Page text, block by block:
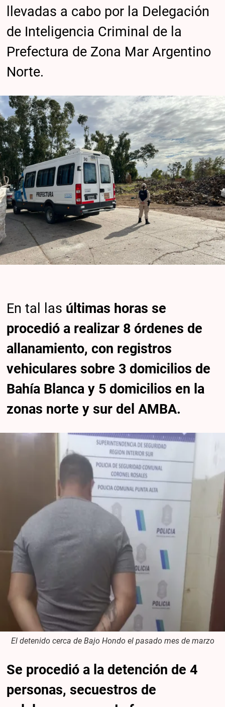
llevadas a cabo por la Delegación
de Inteligencia Criminal de la
Prefectura de Zona Mar Argentino
Norte.
En tal las últimas horas se
procedió a realizar 8 órdenes de
allanamiento, con registros
vehiculares sobre 3 domicilios de
Bahía Blanca y 5 domicilios en la
zonas norte y sur del AMBA.
El detenido cerca de Bajo Hondo el pasado mes de marzo
Se procedió a la detención de 4
personas, secuestros de